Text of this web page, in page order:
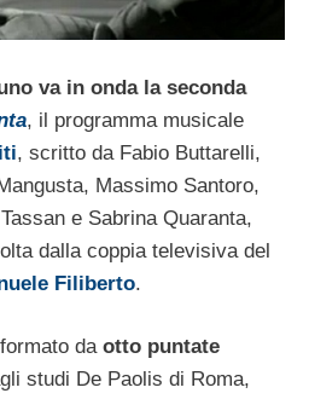
va in onda la seconda
, il programma musicale
, scritto da Fabio Buttarelli,
Massimo Santoro,
e Sabrina Quaranta,
dalla coppia televisiva del
Filiberto.
da otto puntate
studi De Paolis di Roma,